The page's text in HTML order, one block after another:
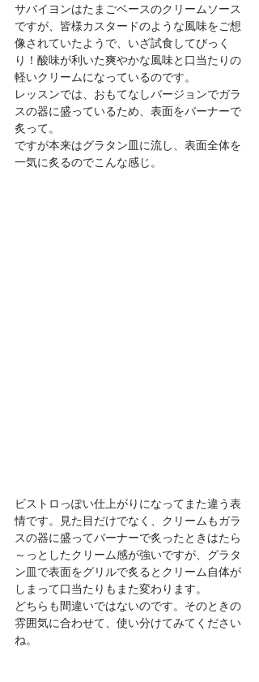
サバイヨンはたまごベースのクリームソース
ですが、皆様カスタードのような風味をご想
像されていたようで、いざ試食してびっく
り！酸味が利いた爽やかな風味と口当たりの
軽いクリームになっているのです。
レッスンでは、おもてなしバージョンでガラ
スの器に盛っているため、表面をバーナーで
炙って。
ですが本来はグラタン皿に流し、表面全体を
一気に炙るのでこんな感じ。
ビストロっぽい仕上がりになってまた違う表
情です。見た目だけでなく、クリームもガラ
スの器に盛ってバーナーで炙ったときはたら
～っとしたクリーム感が強いですが、グラタ
ン皿で表面をグリルで炙るとクリーム自体が
しまって口当たりもまた変わります。
どちらも間違いではないのです。そのときの
雰囲気に合わせて、使い分けてみてください
ね。